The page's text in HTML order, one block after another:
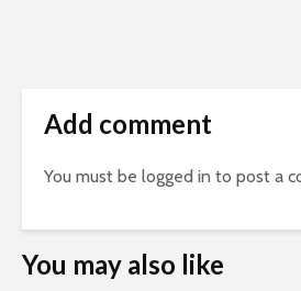
Add comment
You must be logged in to post a
You may also like